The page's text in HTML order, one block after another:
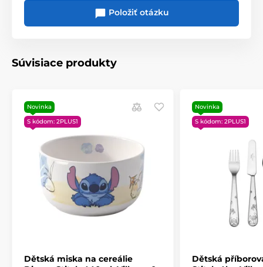
Originálny obal/balenie
biela,V priemyselnej
Položiť otázku
Súvisiace produkty
Novinka
S kódom: 2PLUS1
Dětská miska na cereálie
Novinka
S kódom: 2PLUS1
Dětská